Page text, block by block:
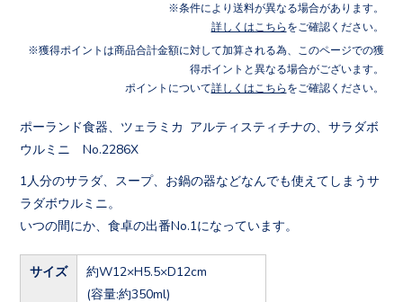
条件により送料が異なる場合があります。
詳しくはこちら をご確認ください。
獲得ポイントは商品合計金額に対して加算される為、このページでの獲
得ポイントと異なる場合がございます。
ポイントについて詳しくはこちら をご確認ください。
ポーランド食器、ツェラミカ アルティスティチナの、サラダボ
ウルミニ No.2286X
1人分のサラダ、スープ、お鍋の器などなんでも使えてしまうサ
ラダボウルミニ。
いつの間にか、食卓の出番No.1になっています。
サイズ
約W12×H5.5×D12cm
(容量:約350ml)